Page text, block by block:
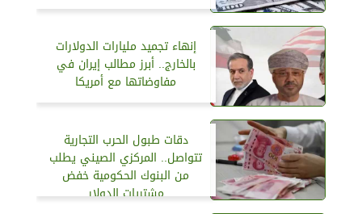
إنهاء تجميد مليارات الدولارات
بالخارج.. أبرز مطالب إيران في
مفاوضاتها مع أمريكا
دقات طبول الحرب التجارية
تتواصل.. المركزي الصيني يطلب
من البنوك الحكومية خفض
مشتريات الدولار